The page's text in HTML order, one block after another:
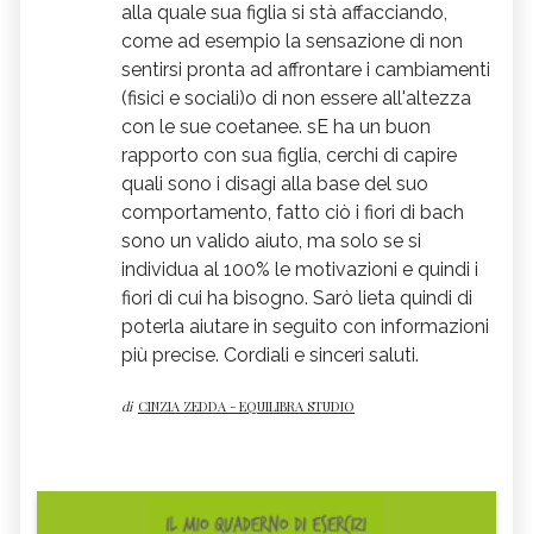
alla quale sua figlia si stà affacciando,
come ad esempio la sensazione di non
sentirsi pronta ad affrontare i cambiamenti
(fisici e sociali)o di non essere all'altezza
con le sue coetanee. sE ha un buon
rapporto con sua figlia, cerchi di capire
quali sono i disagi alla base del suo
comportamento, fatto ciò i fiori di bach
sono un valido aiuto, ma solo se si
individua al 100% le motivazioni e quindi i
fiori di cui ha bisogno. Sarò lieta quindi di
poterla aiutare in seguito con informazioni
più precise. Cordiali e sinceri saluti.
di CINZIA ZEDDA - EQUILIBRA STUDIO